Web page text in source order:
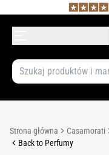
Strona główna Casamorati
Back to Perfumy